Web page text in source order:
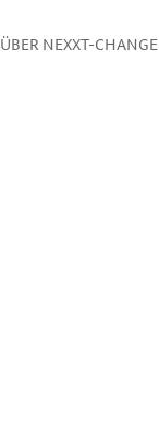
ÜBER NEXXT-CHANGE